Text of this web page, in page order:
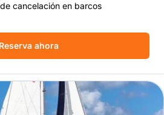
cancelación en barcos
Reserva ahora